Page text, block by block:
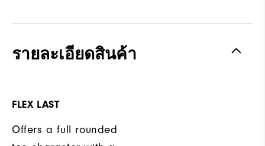
รายละเอียดสินค้า
FLEX LAST
Offers a full rounded